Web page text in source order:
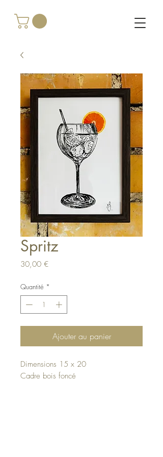
Spritz
30,00 €Prix
Quantité *
Ajouter au panier
Dimensions 15 x 20
Cadre bois foncé